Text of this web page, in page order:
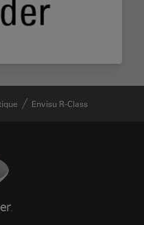
Envisu R-Class
Logo